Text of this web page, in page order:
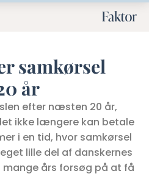
samkørsel
år
efter næsten 20 år,
ikke længere kan betale
i en tid, hvor samkørsel
lille del af danskernes
års forsøg på at få